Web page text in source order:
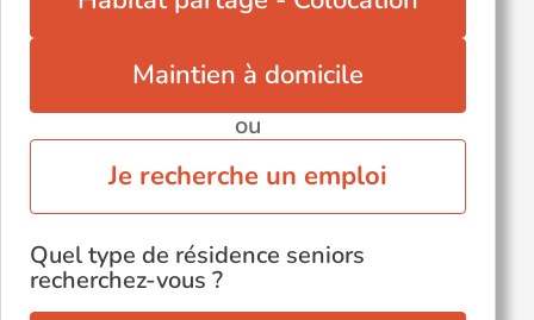
Maintien à domicile
ou
Je recherche un emploi
Quel type de résidence seniors
recherchez-vous ?